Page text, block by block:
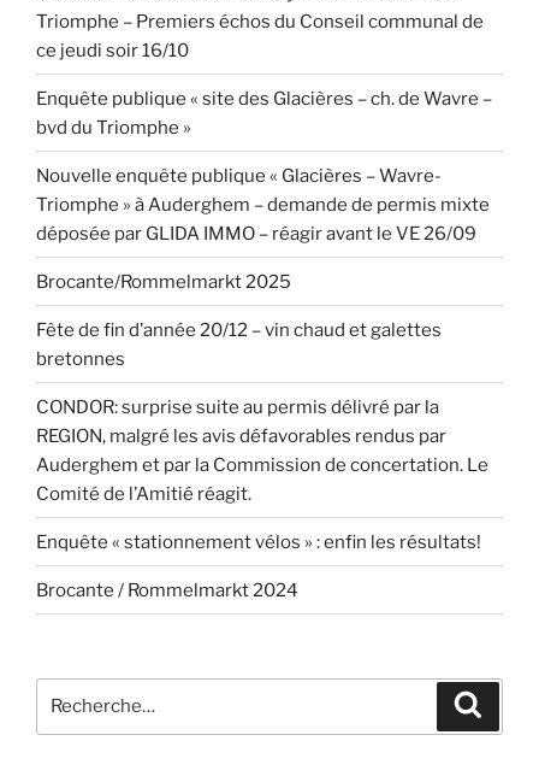
Triomphe – Premiers échos du Conseil communal de
ce jeudi soir 16/10
Enquête publique « site des Glacières – ch. de Wavre –
bvd du Triomphe »
Nouvelle enquête publique « Glacières – Wavre-
Triomphe » à Auderghem – demande de permis mixte
déposée par GLIDA IMMO – réagir avant le VE 26/09
Brocante/Rommelmarkt 2025
Fête de fin d’année 20/12 – vin chaud et galettes
bretonnes
CONDOR: surprise suite au permis délivré par la
REGION, malgré les avis défavorables rendus par
Auderghem et par la Commission de concertation. Le
Comité de l’Amitié réagit.
Enquête « stationnement vélos » : enfin les résultats!
Brocante / Rommelmarkt 2024
pour